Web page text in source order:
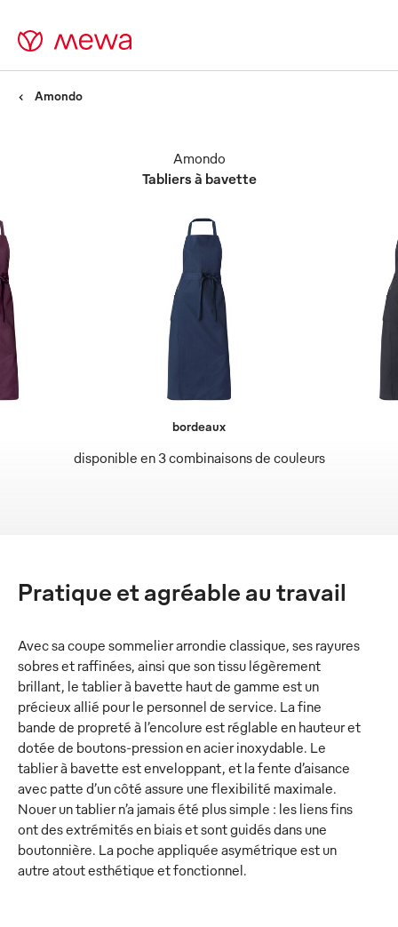
Amondo
Tabliers à bavette
Amondo
disponible en 3 combinaisons de couleurs
bordeaux
Pratique et agréable au travail
Avec sa coupe sommelier arrondie classique, ses rayures
sobres et raffinées, ainsi que son tissu légèrement
brillant, le tablier à bavette haut de gamme est un
précieux allié pour le personnel de service. La fine
bande de propreté à l’encolure est réglable en hauteur et
dotée de boutons-pression en acier inoxydable. Le
tablier à bavette est enveloppant, et la fente d’aisance
avec patte d’un côté assure une flexibilité maximale.
Nouer un tablier n’a jamais été plus simple : les liens fins
ont des extrémités en biais et sont guidés dans une
boutonnière. La poche appliquée asymétrique est un
autre atout esthétique et fonctionnel.